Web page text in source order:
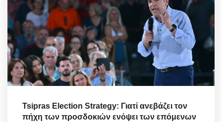
Tsipras Election Strategy: Γιατί ανεβάζει τον
πήχη των προσδοκιών ενόψει των επόμενων